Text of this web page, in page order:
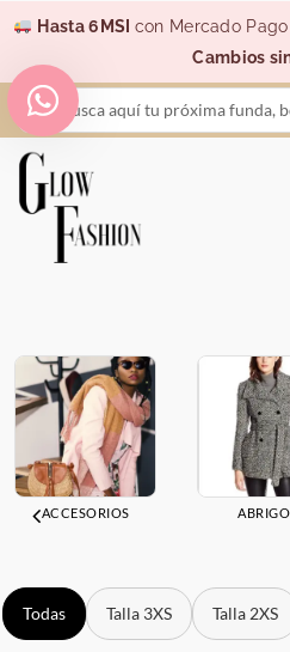
contenido
Hasta 6MSI con Mercado
Cambios
Search
...
ACCESORIOS
Todas Talla 3XS Talla 2XS